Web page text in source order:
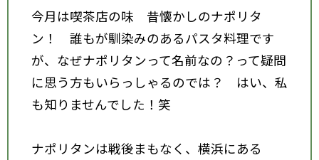
今月は喫茶店の味 昔懐かしのナポリタ
ン！ 誰もが馴染みのあるパスタ料理です
が、なぜナポリタンって名前なの？って疑問
に思う方もいらっしゃるのでは？ はい、私
も知りませんでした！笑
ナポリタンは戦後まもなく、横浜にある